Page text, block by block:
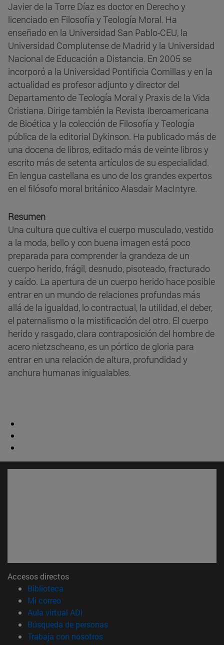
Javier de la Torre Díaz es doctor en Derecho y
licenciado en Filosofía y Teología Moral. Ha
enseñado en la Universidad San Pablo-CEU, la
Universidad Complutense de Madrid y la Universidad
Nacional de Educación a Distancia. En 2005 se
incorporó a la Universidad Pontificia Comillas y en la
actualidad es profesor adjunto y director del
Departamento de Teología Moral y Praxis de la Vida
Cristiana. Dirige también la Revista Iberoamericana
de Bioética y la colección de Filosofía y Teología
pública de la editorial Dykinson. Ha publicado más de
una docena de libros, editado más de veinte libros y
escrito más de setenta artículos de su especialidad.
En lengua castellana es uno de los grandes expertos
en el filósofo moral británico Alasdair MacIntyre.
Resumen
Una cultura que cultiva el cuerpo musculado, vestido
a la moda, bello y con buena imagen está poco
preparada para comprender la grandeza de un
cuerpo herido, frágil, desnudo, pisoteado, fracturado
y caído. La apertura de un cuerpo herido hace posible
entrar en un mundo de relaciones profundas más
allá de la igualdad, lo contractual, la utilidad, el deber,
el paternalismo o la mistificación del otro. El cuerpo
herido y rasgado, clara contraposición del hombre de
acero nietzscheano, es un pórtico de gloria para
entrar en una relación de altura, profundidad y
anchura humanas inigualables.
Accesos directos
Biblioteca
Mi correo(abre en nueva ventana)
Aula virtual ADI
Búsqueda de personas(abre en nueva ventana)
Trabaja con nosotros(abre en nueva ventana)